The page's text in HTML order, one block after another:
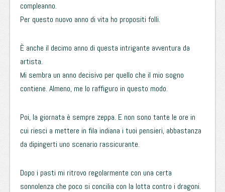
compleanno.
Per questo nuovo anno di vita ho propositi folli.
È anche il decimo anno di questa intrigante avventura da
artista.
Mi sembra un anno decisivo per quello che il mio sogno
contiene. Almeno, me lo raffiguro in questo modo.
Poi, la giornata è sempre zeppa. E non sono tante le ore in
cui riesci a mettere in fila indiana i tuoi pensieri, abbastanza
da dipingerti uno scenario rassicurante.
Dopo i pasti mi ritrovo regolarmente con una certa
sonnolenza che poco si concilia con la lotta contro i dragoni.